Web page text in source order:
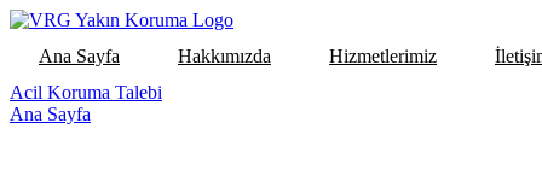
Ana Sayfa Hakkımızda Hizmetlerimiz
Acil Koruma Talebi
Ana Sayfa